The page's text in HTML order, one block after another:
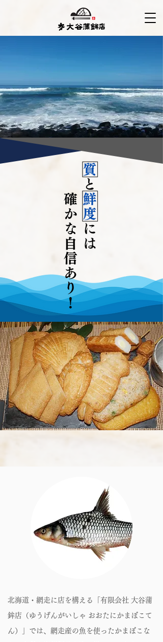
北海道・網走に店を構える「有限会社 大谷蒲
鉾店（ゆうげんがいしゃ おおたにかまぼこて
ん）」では、網走産の魚を使ったかまぼこな